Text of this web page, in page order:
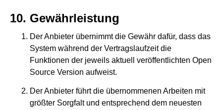
Gewährleistung
Der Anbieter übernimmt die Gewähr dafür, dass das
System während der Vertragslaufzeit die
Funktionen der jeweils aktuell veröffentlichten Open
Source Version aufweist.
Der Anbieter führt die übernommenen Arbeiten mit
größter Sorgfalt und entsprechend dem neuesten